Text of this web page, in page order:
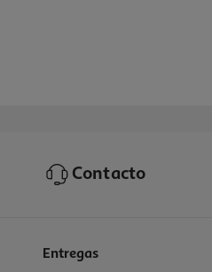
Contacto
Entregas